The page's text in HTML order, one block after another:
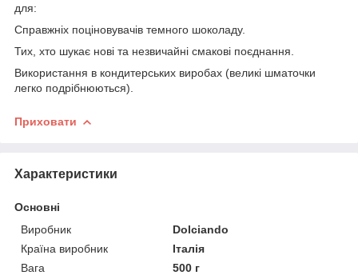
для:
Справжніх поціновувачів темного шоколаду.
Тих, хто шукає нові та незвичайні смакові поєднання.
Використання в кондитерських виробах (великі шматочки
легко подрібнюються).
Приховати
Характеристики
Основні
Виробник
Dolciando
Країна виробник
Італія
Вага
500 г